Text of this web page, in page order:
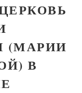
(МАРИИ
В